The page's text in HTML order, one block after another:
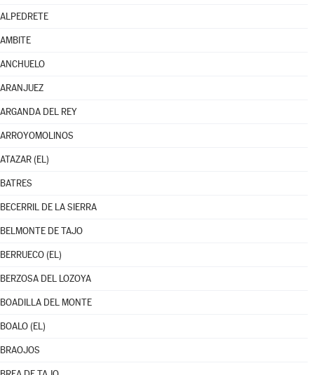
ALPEDRETE
AMBITE
ANCHUELO
ARANJUEZ
ARGANDA DEL REY
ARROYOMOLINOS
ATAZAR (EL)
BATRES
BECERRIL DE LA SIERRA
BELMONTE DE TAJO
BERRUECO (EL)
BERZOSA DEL LOZOYA
BOADILLA DEL MONTE
BOALO (EL)
BRAOJOS